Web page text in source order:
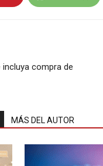
incluya compra de
MÁS DEL AUTOR